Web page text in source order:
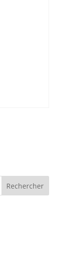
Rechercher